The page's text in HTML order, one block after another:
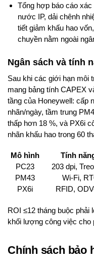
Tổng hợp báo cáo
nước IP, dải chênh
tiết giảm khấu hao
chuyền nằm ngoài
Ngân sách và tính
Sau khi các giới hạn môi
mang bảng tính CAPEX
tầng của Honeywell: cấp
nhãn/ngày, tầm trung
thấp hơn 18 %, và PX6i
nhãn khấu hao trong 60
Mô hình Tính
PC23
203 dpi,
PM43
Wi-Fi,
PX6i
RFID,
ROI ≤12 tháng buộc phải
khối lượng công việc cho
Chính sách bảo